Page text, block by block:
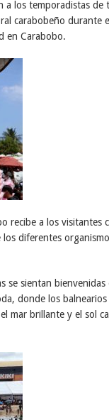
a los temporadistas
carabobeño durante
en Carabobo.
recibe a los visitantes
diferentes
se sientan
donde los
mar brillante y el sol